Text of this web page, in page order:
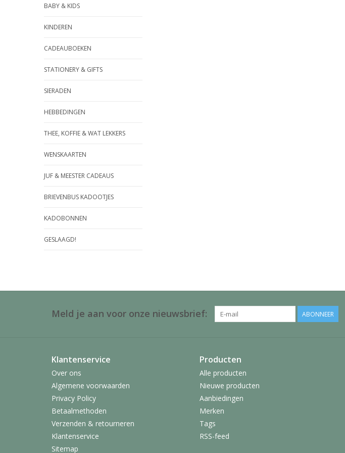
BABY & KIDS
KINDEREN
CADEAUBOEKEN
STATIONERY & GIFTS
SIERADEN
HEBBEDINGEN
THEE, KOFFIE & WAT LEKKERS
WENSKAARTEN
JUF & MEESTER CADEAUS
BRIEVENBUS KADOOTJES
KADOBONNEN
GESLAAGD!
Meld je aan voor onze nieuwsbrief: ABONNEER
Klantenservice
Over ons
Algemene voorwaarden
Privacy Policy
Betaalmethoden
Verzenden & retourneren
Klantenservice
Sitemap
Producten
Alle producten
Nieuwe producten
Aanbiedingen
Merken
Tags
RSS-feed